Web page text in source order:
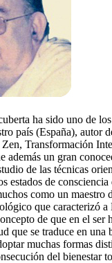
ha sido uno de los
país (España), autor
Zen, Transformación
además un gran
de las técnicas
estados de
como un maestro
que caracterizó a
de que en el ser
que se traduce en una
muchas formas
del bienestar